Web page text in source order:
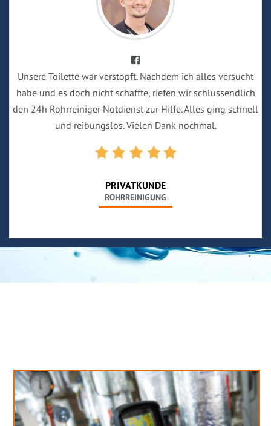
Unsere Toilette war verstopft. Nachdem ich alles versucht
habe und es doch nicht schaffte, riefen wir schlussendlich
den 24h Rohrreiniger Notdienst zur Hilfe. Alles ging schnell
und reibungslos. Vielen Dank nochmal.
PRIVATKUNDE
ROHRREINIGUNG